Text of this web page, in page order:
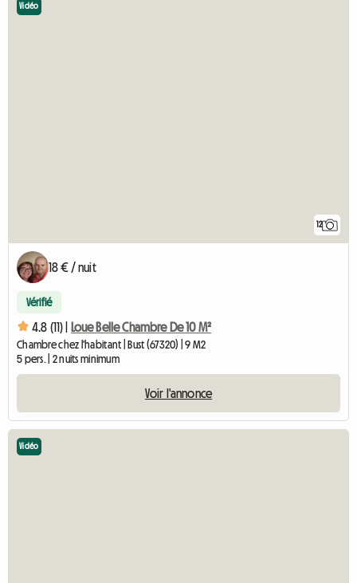
12
Vidéo
18 € / nuit
Vérifié
4.8 (11) | Loue Belle Chambre De 10 M²
Chambre chez l'habitant | Bust (67320) | 9 M2
5 pers. | 2 nuits minimum
Voir l'annonce
Vidéo